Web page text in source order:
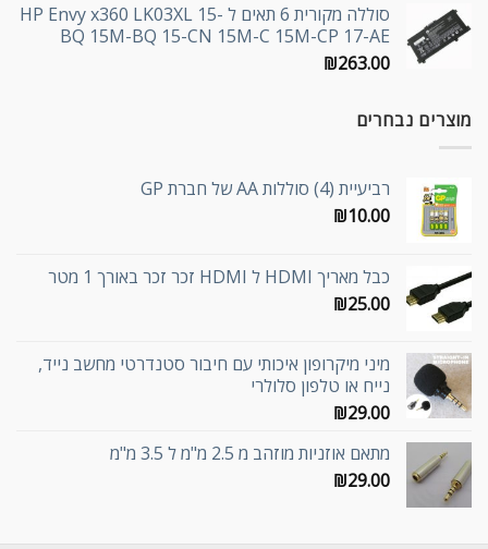
סוללה מקורית 6 תאים ל HP Envy x360 LK03XL 15-
BQ 15M-BQ 15-CN 15M-C 15M-CP 17-AE
₪263.00
מוצרים נבחרים
רביעיית (4) סוללות AA של חברת GP
₪10.00
כבל מאריך HDMI ל HDMI זכר זכר באורך 1 מטר
₪25.00
מיני מיקרופון איכותי עם חיבור סטנדרטי מחשב נייד,
נייח או טלפון סלולרי
₪29.00
מתאם אוזניות מוזהב מ 2.5 מ"מ ל 3.5 מ"מ
₪29.00